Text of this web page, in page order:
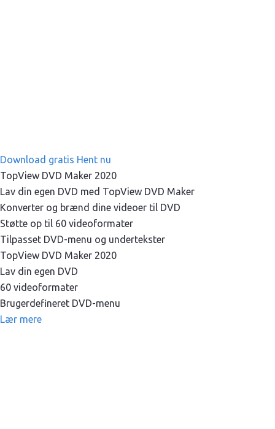
Download gratis Hent nu
TopView DVD Maker 2020
Lav din egen DVD med TopView DVD Maker
Konverter og brænd dine videoer til DVD
Støtte op til 60 videoformater
Tilpasset DVD-menu og undertekster
TopView DVD Maker 2020
Lav din egen DVD
60 videoformater
Brugerdefineret DVD-menu
Lær mere